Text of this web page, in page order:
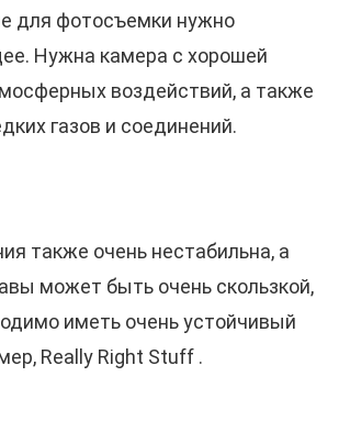
для фотосъемки нужно
Нужна камера с хорошей
воздействий, а также
газов и соединений.
также очень нестабильна, а
может быть очень скользкой,
иметь очень устойчивый
Really Right Stuff .